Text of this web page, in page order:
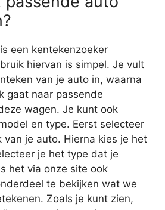
een kentekenzoeker
hiervan is simpel. Je vult
van je auto in, waarna
gaat naar passende
wagen. Je kunt ook
en type. Eerst selecteer
van je auto. Hierna kies je het
je het type dat je
het via onze site ook
te bekijken wat we
Zoals je kunt zien,